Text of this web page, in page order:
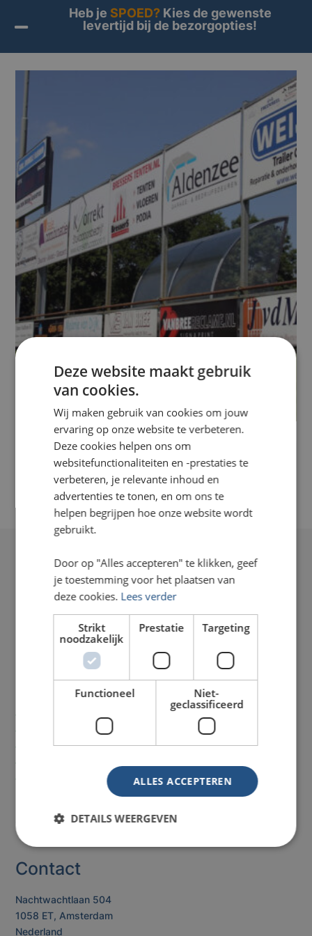
Home Producten/ Producten getagged “reclamebord
Reclameborden voetbalveld
Onze service
prijzen
Spoed leveringmogelijk
Directtelefonisch advies
Vaste contactpersonen
Assortiment
Contact
Nachtwachtlaan 504
1058 ET, Amsterdam
Nederland
Heb je SPOED?Kies de gewenste
levertijd bij de bezorgopties!
Deze website maakt gebruik
van cookies.
Wij maken gebruik van cookies om jouw
ervaring op onze website te verbeteren.
Deze cookies helpen ons om
websitefunctionaliteiten en -prestaties te
verbeteren, je relevante inhoud en
advertenties te tonen, en om ons te
helpen begrijpen hoe onze website wordt
gebruikt.
Door op "Alles accepteren" te klikken, geef
je toestemming voor het plaatsen van
deze cookies. Lees verder
Strikt
noodzakelijk
Prestatie Targeting
Functioneel
Niet-
geclassificeerd
ALLES ACCEPTEREN
DETAILS WEERGEVEN